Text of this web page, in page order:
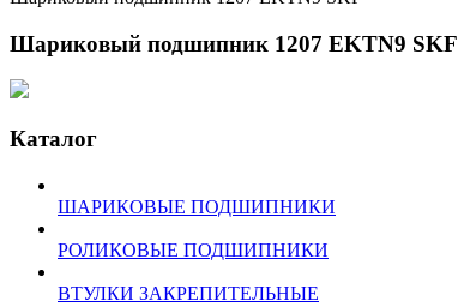
Шариковый подшипник 1207 EKTN9 SKF
Каталог
ШАРИКОВЫЕ ПОДШИПНИКИ
РОЛИКОВЫЕ ПОДШИПНИКИ
ВТУЛКИ ЗАКРЕПИТЕЛЬНЫЕ